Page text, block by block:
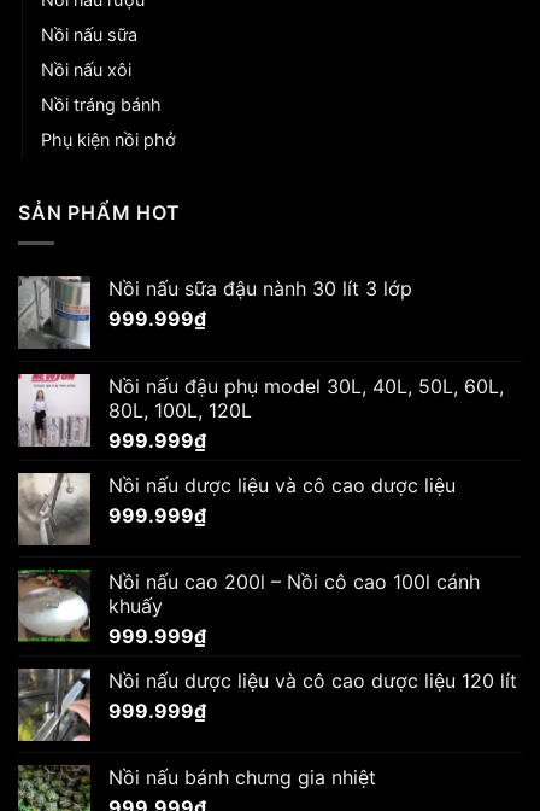
Nồi nấu sữa
Nồi nấu xôi
Nồi tráng bánh
Phụ kiện nồi phở
SẢN PHẨM HOT
Nồi nấu sữa đậu nành 30 lít 3 lớp
999.999₫
Nồi nấu đậu phụ model 30L, 40L, 50L, 60L,
80L, 100L, 120L
999.999₫
Nồi nấu dược liệu và cô cao dược liệu
999.999₫
Nồi nấu cao 200l – Nồi cô cao 100l cánh
khuấy
999.999₫
Nồi nấu dược liệu và cô cao dược liệu 120 lít
999.999₫
Nồi nấu bánh chưng gia nhiệt